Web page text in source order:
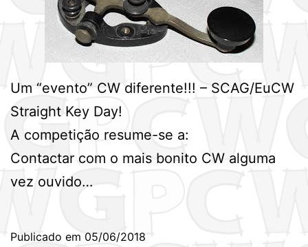
Um “evento” CW diferente!!! – SCAG/EuCW
Straight Key Day!
A competição resume-se a:
Contactar com o mais bonito CW alguma
vez ouvido…
Publicado em 05/06/2018